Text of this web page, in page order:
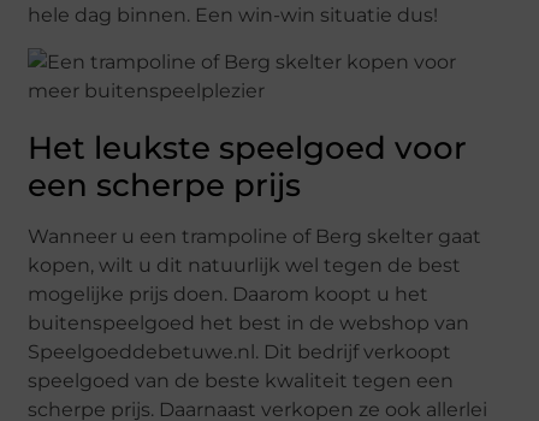
hele dag binnen. Een win-win situatie dus!
Het leukste speelgoed voor
een scherpe prijs
Wanneer u een trampoline of Berg skelter gaat
kopen, wilt u dit natuurlijk wel tegen de best
mogelijke prijs doen. Daarom koopt u het
buitenspeelgoed het best in de webshop van
Speelgoeddebetuwe.nl. Dit bedrijf verkoopt
speelgoed van de beste kwaliteit tegen een
scherpe prijs. Daarnaast verkopen ze ook allerlei